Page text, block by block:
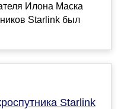
Илона Маска
Starlink был
Starlink